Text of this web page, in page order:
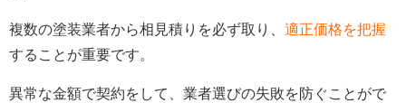
複数の塗装業者から相見積りを必ず取り、 適正価格を把握
することが重要です。
異常な金額で契約をして、業者選びの失敗を防ぐことがで